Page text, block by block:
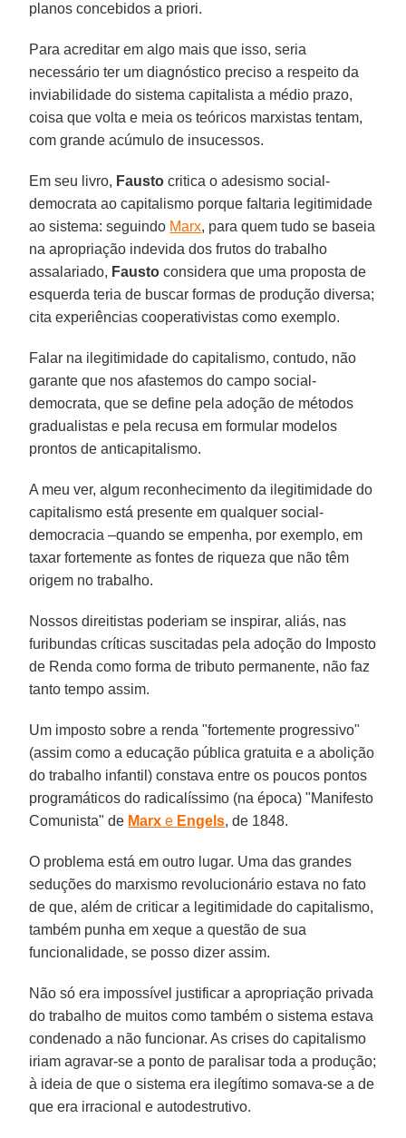
planos concebidos a priori.
Para acreditar em algo mais que isso, seria
necessário ter um diagnóstico preciso a respeito da
inviabilidade do sistema capitalista a médio prazo,
coisa que volta e meia os teóricos marxistas tentam,
com grande acúmulo de insucessos.
Em seu livro, Fausto critica o adesismo social-
democrata ao capitalismo porque faltaria legitimidade
ao sistema: seguindo Marx, para quem tudo se baseia
na apropriação indevida dos frutos do trabalho
assalariado, Fausto considera que uma proposta de
esquerda teria de buscar formas de produção diversa;
cita experiências cooperativistas como exemplo.
Falar na ilegitimidade do capitalismo, contudo, não
garante que nos afastemos do campo social-
democrata, que se define pela adoção de métodos
gradualistas e pela recusa em formular modelos
prontos de anticapitalismo.
A meu ver, algum reconhecimento da ilegitimidade do
capitalismo está presente em qualquer social-
democracia –quando se empenha, por exemplo, em
taxar fortemente as fontes de riqueza que não têm
origem no trabalho.
Nossos direitistas poderiam se inspirar, aliás, nas
furibundas críticas suscitadas pela adoção do Imposto
de Renda como forma de tributo permanente, não faz
tanto tempo assim.
Um imposto sobre a renda "fortemente progressivo"
(assim como a educação pública gratuita e a abolição
do trabalho infantil) constava entre os poucos pontos
programáticos do radicalíssimo (na época) "Manifesto
Comunista" de Marx e Engels, de 1848.
O problema está em outro lugar. Uma das grandes
seduções do marxismo revolucionário estava no fato
de que, além de criticar a legitimidade do capitalismo,
também punha em xeque a questão de sua
funcionalidade, se posso dizer assim.
Não só era impossível justificar a apropriação privada
do trabalho de muitos como também o sistema estava
condenado a não funcionar. As crises do capitalismo
iriam agravar-se a ponto de paralisar toda a produção;
à ideia de que o sistema era ilegítimo somava-se a de
que era irracional e autodestrutivo.